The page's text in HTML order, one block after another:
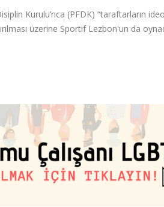
Kurulu’nca (PFDK) “taraftarların
üzerine Sportif Lezbon'un da